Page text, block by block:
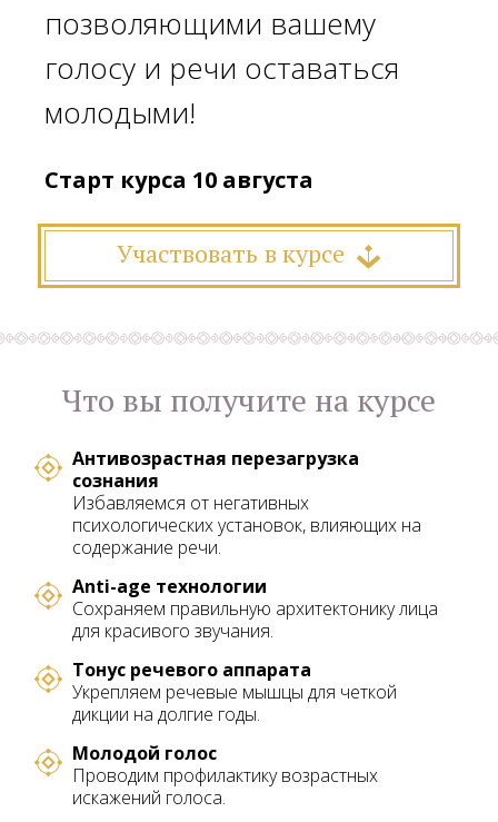
позволяющими вашему
голосу и речи оставаться
молодыми!
Старт курса 10 августа
Участвовать в курсе
Что вы получите на курсе
Избавляемся от негативных
психологических установок, влияющих на
содержание речи.
Антивозрастная перезагрузка
сознания
Сохраняем правильную архитектонику лица
для красивого звучания.
Anti-age технологии
Укрепляем речевые мышцы для четкой
дикции на долгие годы.
Тонус речевого аппарата
Проводим профилактику возрастных
искажений голоса.
Молодой голос